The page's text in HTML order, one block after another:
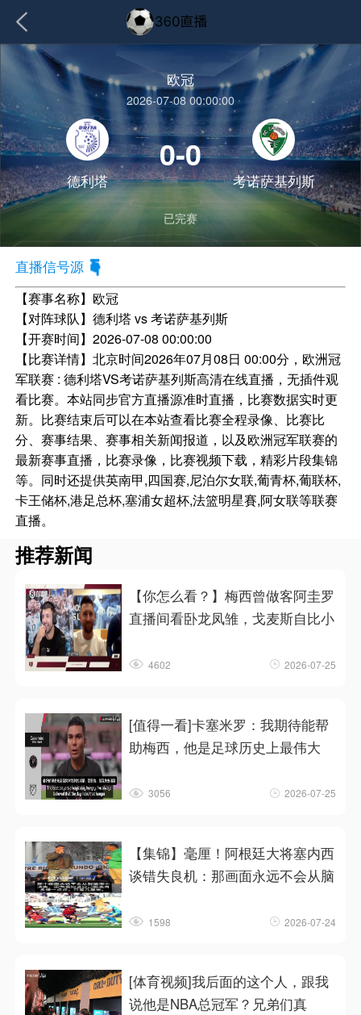
欧冠
2026-07-08 00:00:00
德利塔
0-0
考诺萨基列斯
已完赛
直播信号源
【赛事名称】 欧冠
【对阵球队】德利塔 vs 考诺萨基列斯
【开赛时间】2026-07-08 00:00:00
【比赛详情】北京时间2026年07月08日 00:00分，欧洲冠
军联赛 : 德利塔VS考诺萨基列斯高清在线直播，无插件观
看比赛。本站同步官方直播源准时直播，比赛数据实时更
新。比赛结束后可以在本站查看比赛全程录像、比赛比
分、赛事结果、赛事相关新闻报道，以及欧洲冠军联赛的
最新赛事直播，比赛录像，比赛视频下载，精彩片段集锦
等。同时还提供英南甲,四国赛,尼泊尔女联,葡青杯,葡联杯,
卡王储杯,港足总杯,塞浦女超杯,法篮明星賽,阿女联等联赛
直播。
推荐新闻
【你怎么看？】梅西曾做客阿圭罗
直播间看卧龙凤雏，戈麦斯自比小
4602 2026-07-25
[值得一看]卡塞米罗：我期待能帮
助梅西，他是足球历史上最伟大
3056 2026-07-25
【集锦】毫厘！阿根廷大将塞内西
谈错失良机：那画面永远不会从脑
1598 2026-07-24
[体育视频]我后面的这个人，跟我
说他是NBA总冠军？兄弟们真